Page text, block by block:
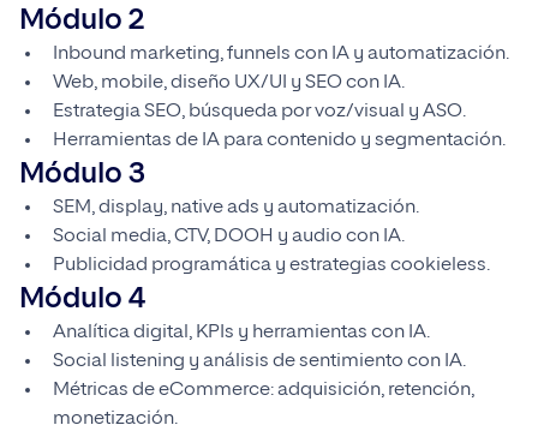
Módulo 2
Inbound marketing, funnels con IA y automatización.
Web, mobile, diseño UX/UI y SEO con IA.
Estrategia SEO, búsqueda por voz/visual y ASO.
Herramientas de IA para contenido y segmentación.
Módulo 3
SEM, display, native ads y automatización.
Social media, CTV, DOOH y audio con IA.
Publicidad programática y estrategias cookieless.
Módulo 4
Analítica digital, KPIs y herramientas con IA.
Social listening y análisis de sentimiento con IA.
Métricas de eCommerce: adquisición, retención,
monetización.